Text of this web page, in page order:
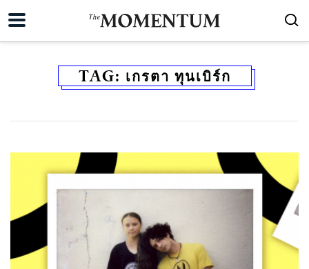
TAG: เกรตา ทุนเบิร์ก